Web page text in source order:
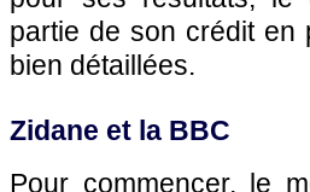
partie de son crédit en
bien détaillées.
Zidane et la BBC
Pour commencer, le